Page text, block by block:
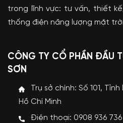
trong lĩnh vực: tư vấn, thiết
thống điện năng lượng mặt
CÔNG TY CỔ PHẦN ĐẦU
SƠN
Trụ sở chính: Số 101,
Hồ Chí Minh
Điện thoại: 0908 936 736